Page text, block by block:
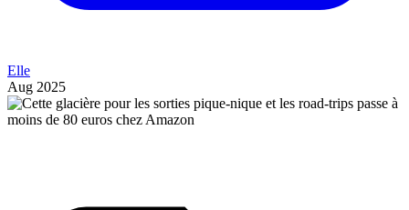
Elle
Aug 2025